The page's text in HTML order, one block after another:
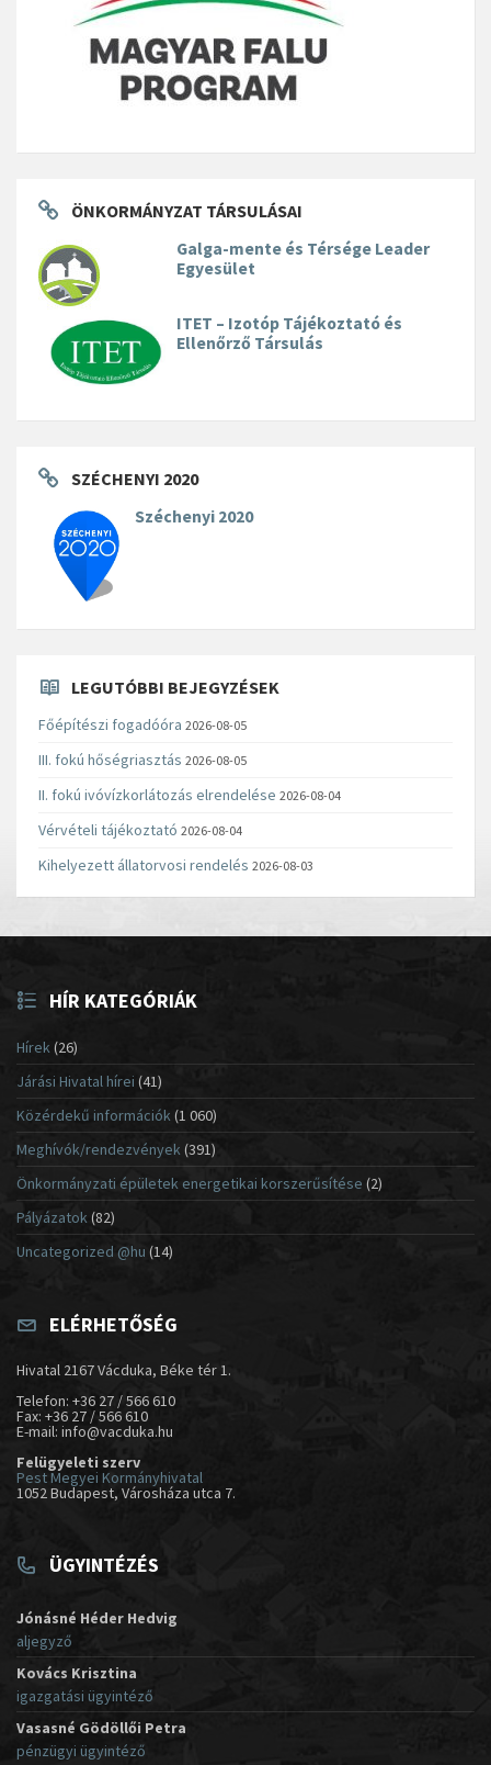
ÖNKORMÁNYZAT TÁRSULÁSAI
Galga-mente és Térsége Leader
Egyesület
ITET – Izotóp Tájékoztató és
Ellenőrző Társulás
SZÉCHENYI 2020
Széchenyi 2020
LEGUTÓBBI BEJEGYZÉSEK
Főépítészi fogadóóra 2026-08-05
III. fokú hőségriasztás 2026-08-05
II. fokú ivóvízkorlátozás elrendelése 2026-08-04
Vérvételi tájékoztató 2026-08-04
Kihelyezett állatorvosi rendelés 2026-08-03
HÍR KATEGÓRIÁK
Hírek(26)
Járási Hivatal hírei (41)
Közérdekű információk(1 060)
Meghívók/rendezvények (391)
Önkormányzati épületek energetikai korszerűsítése (2)
Pályázatok (82)
Uncategorized @hu (14)
ELÉRHETŐSÉG
Hivatal 2167 Vácduka, Béke tér 1.
Telefon: +36 27 / 566 610
Fax: +36 27 / 566 610
E-mail: info@vacduka.hu
Felügyeleti szerv
Pest Megyei Kormányhivatal
1052 Budapest, Városháza utca 7.
ÜGYINTÉZÉS
Jónásné Héder Hedvig
aljegyző
Kovács Krisztina
igazgatási ügyintéző
Vasasné Gödöllői Petra
pénzügyi ügyintéző